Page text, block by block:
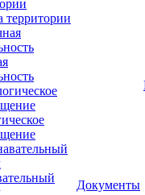
территории
Документы